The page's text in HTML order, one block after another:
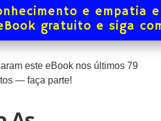
e empatia
gratuito e siga
este eBook nos últimos 79
— faça parte!